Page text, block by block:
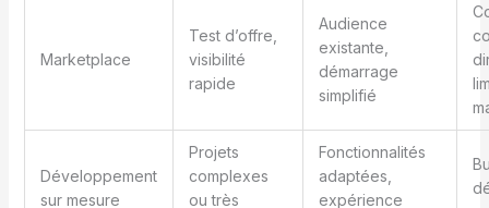
Marketplace
Test d’offre,
visibilité
rapide
Audience
existante,
démarrage
simplifié
Développement
sur mesure
Projets
complexes
ou très
Fonctionnalités
adaptées,
expérience